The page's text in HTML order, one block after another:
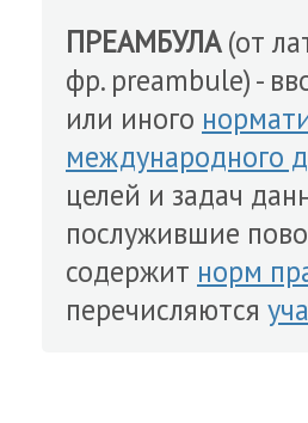
ПРЕАМБУЛА(от
фр. preambule) -
или иного
международного
целей и задач
послужившие
содержит норм
перечисляются